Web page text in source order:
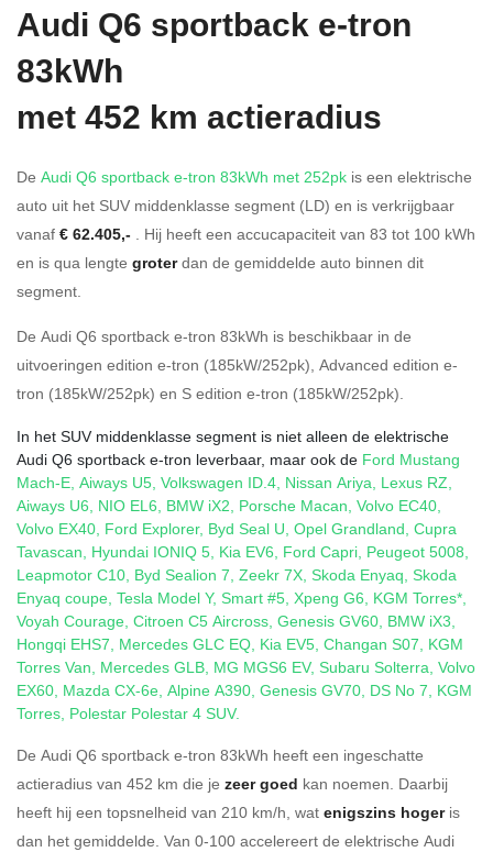
Audi Q6 sportback e-tron
83kWh
met 452 km actieradius
De Audi Q6 sportback e-tron 83kWh met 252pk is een elektrische
auto uit het SUV middenklasse segment (LD) en is verkrijgbaar
vanaf € 62.405,- . Hij heeft een accucapaciteit van 83 tot 100 kWh
en is qua lengte groterdan de gemiddelde auto binnen dit
segment.
De Audi Q6 sportback e-tron 83kWh is beschikbaar in de
uitvoeringen edition e-tron (185kW/252pk), Advanced edition e-
tron (185kW/252pk) en S edition e-tron (185kW/252pk).
In het SUV middenklasse segment is niet alleen de elektrische
Audi Q6 sportback e-tron leverbaar, maar ook de Ford Mustang
Mach-E, Aiways U5, Volkswagen ID.4, Nissan Ariya, Lexus RZ,
Aiways U6, NIO EL6, BMW iX2, Porsche Macan, Volvo EC40,
Volvo EX40, Ford Explorer, Byd Seal U, Opel Grandland, Cupra
Tavascan, Hyundai IONIQ 5, Kia EV6, Ford Capri, Peugeot 5008,
Leapmotor C10, Byd Sealion 7, Zeekr 7X, Skoda Enyaq, Skoda
Enyaq coupe, Tesla Model Y, Smart #5, Xpeng G6, KGM Torres*,
Voyah Courage, Citroen C5 Aircross, Genesis GV60, BMW iX3,
Hongqi EHS7, Mercedes GLC EQ, Kia EV5, Changan S07, KGM
Torres Van, Mercedes GLB, MG MGS6 EV, Subaru Solterra, Volvo
EX60, Mazda CX-6e, Alpine A390, Genesis GV70, DS No 7, KGM
Torres, Polestar Polestar 4 SUV.
De Audi Q6 sportback e-tron 83kWh heeft een ingeschatte
actieradius van 452 km die je zeer goed kan noemen. Daarbij
heeft hij een topsnelheid van 210 km/h, wat enigszins hogeris
dan het gemiddelde. Van 0-100 accelereert de elektrische Audi